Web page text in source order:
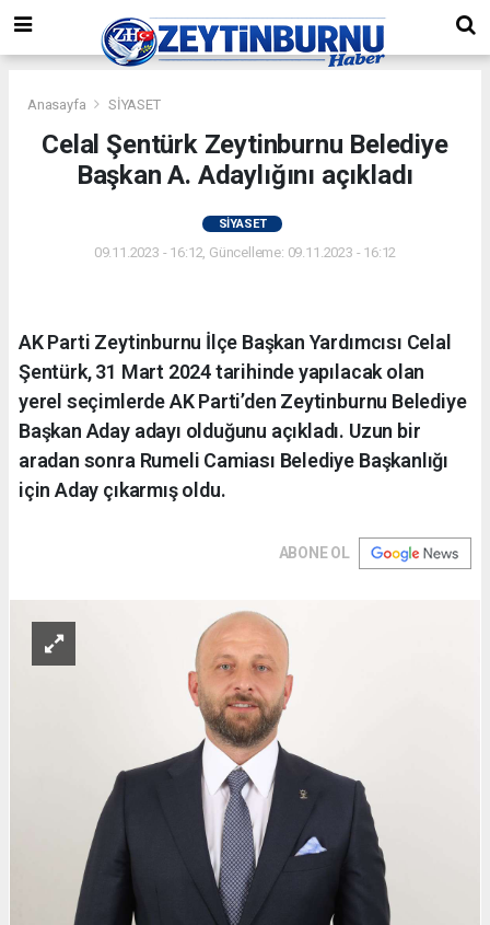
Anasayfa SİYASET
Celal Şentürk Zeytinburnu Belediye
Başkan A. Adaylığını açıkladı
SİYASET
09.11.2023 - 16:12, Güncelleme: 09.11.2023 - 16:12
AK Parti Zeytinburnu İlçe Başkan Yardımcısı Celal
Şentürk, 31 Mart 2024 tarihinde yapılacak olan
yerel seçimlerde AK Parti’den Zeytinburnu Belediye
Başkan Aday adayı olduğunu açıkladı. Uzun bir
aradan sonra Rumeli Camiası Belediye Başkanlığı
için Aday çıkarmış oldu.
ABONE OL